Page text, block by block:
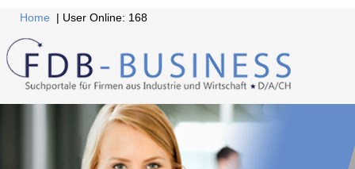
Home | User Online: 168